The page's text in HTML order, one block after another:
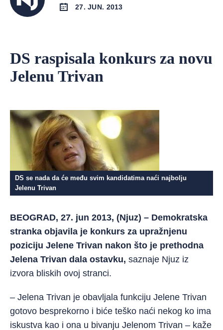
27. JUN. 2013
DS raspisala konkurs za novu
Jelenu Trivan
DS se nada da će među svim kandidatima naći najbolju
Jelenu Trivan
BEOGRAD, 27. jun 2013, (Njuz) – Demokratska
stranka objavila je konkurs za upražnjenu
poziciju Jelene Trivan nakon što je prethodna
Jelena Trivan dala ostavku, saznaje Njuz iz
izvora bliskih ovoj stranci.
– Jelena Trivan je obavljala funkciju Jelene Trivan
gotovo besprekorno i biće teško naći nekog ko ima
iskustva kao i ona u bivanju Jelenom Trivan – kaže